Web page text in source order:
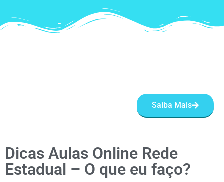
Dicas Aulas Online Rede
Estadual – O que eu faço?
Saiba Mais